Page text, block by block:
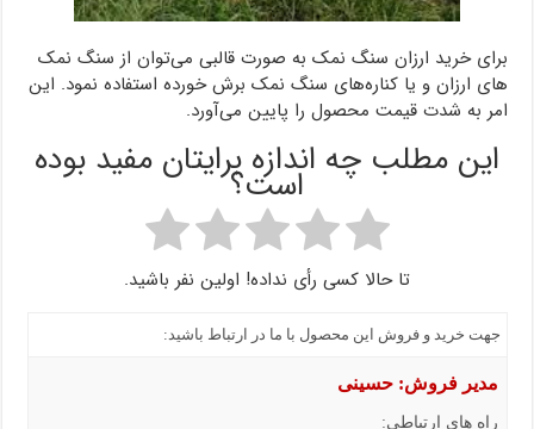
برای خرید ارزان سنگ نمک به صورت قالبی می‌توان از سنگ نمک
های ارزان و یا کناره‌های سنگ نمک برش خورده استفاده نمود. این
امر به شدت قیمت محصول را پایین می‌آورد.
این مطلب چه اندازه برایتان مفید بوده
است؟
تا حالا کسی رأی نداده! اولین نفر باشید.
جهت خرید و فروش این محصول با ما در ارتباط باشید:
مدیر فروش: حسینی
راه های ارتباطی: